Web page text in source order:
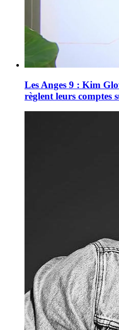
Les Anges 9 : Kim
règlent leurs comptes